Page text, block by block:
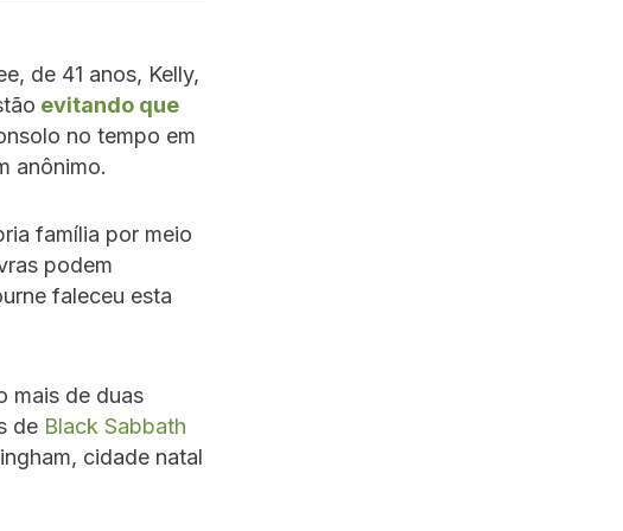
de 41 anos, Kelly,
evitando que
no tempo em
anônimo.
família por meio
podem
faleceu esta
mais de duas
de Black Sabbath
cidade natal